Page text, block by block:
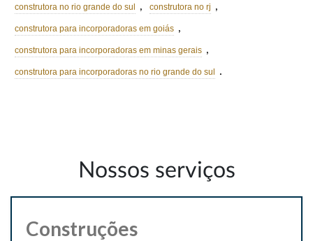
construtora no rio grande do sul , construtora no rj ,
construtora para incorporadoras em goiás ,
construtora para incorporadoras em minas gerais ,
construtora para incorporadoras no rio grande do sul .
Nossos serviços
Construções